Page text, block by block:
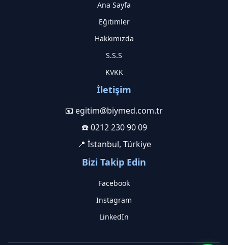
Ana Sayfa
Eğitimler
Hakkımızda
S.S.S
KVKK
İletişim
📧 egitim@biymed.com.tr
☎️ 0212 230 90 09
📍 İstanbul, Türkiye
Bizi Takip Edin
Facebook
Instagram
LinkedIn